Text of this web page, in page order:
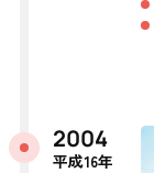
2004
平成16年